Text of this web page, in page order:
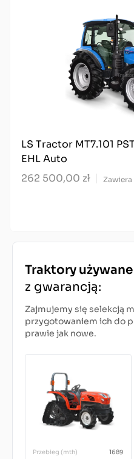
LS Tractor MT7.101
EHL Auto
262 500,00 zł
Zawiera
Traktory używane
z gwarancją:
Zajmujemy się selekcją
przygotowaniem ich do
prawie jak nowe.
Przebieg (mth)
1689